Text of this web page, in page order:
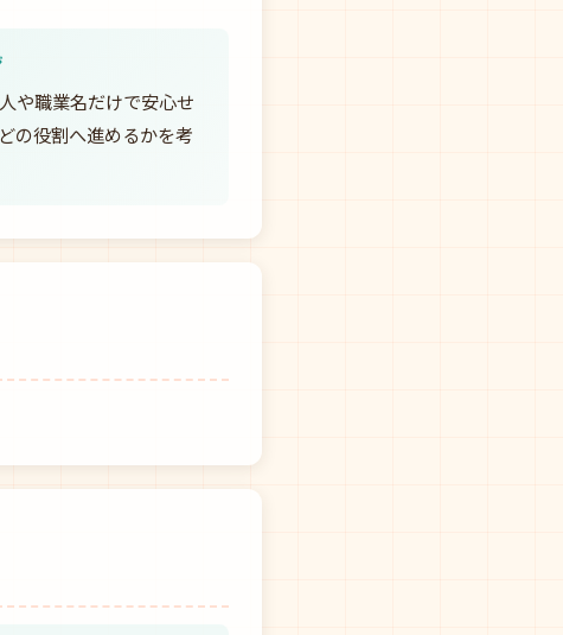
や職業名だけで安心せ
の役割へ進めるかを考